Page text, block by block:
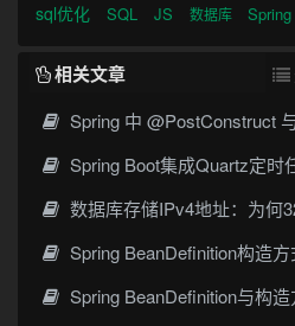
sql优化 SQL JS 数据库 Spring
相关文章
Spring 中 @PostConstruct 与
Spring Boot集成Quartz定时任
数据库存储IPv4地址：为何32
Spring BeanDefinition构造
Spring BeanDefinition与构